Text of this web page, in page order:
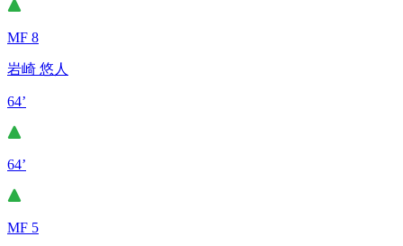
MF 8
岩崎 悠人
64’
64’
MF 5